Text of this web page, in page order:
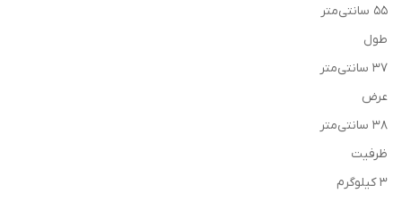
55 سانتی‌متر
طول
37 سانتی‌متر
عرض
38 سانتی‌متر
ظرفیت
3 کیلوگرم